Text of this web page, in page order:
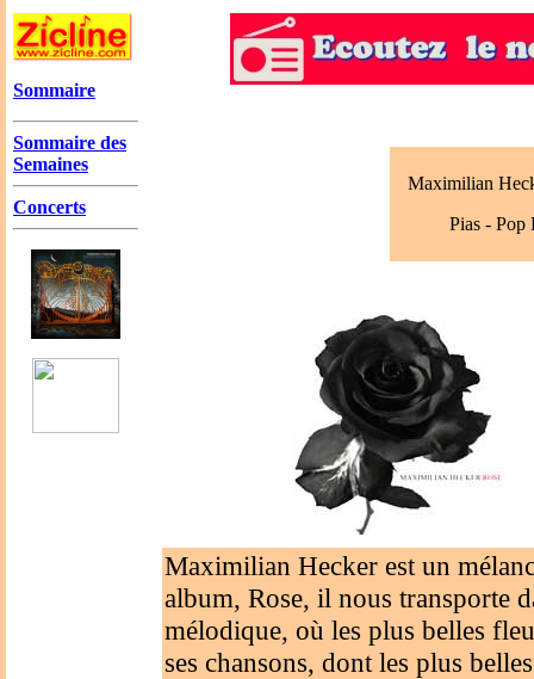
Sommaire
Sommaire des
Semaines
Concerts
Maximilian
Pias - Pop
Maximilian Hecker est un
album, Rose, il nous transporte
mélodique, où les plus belles
ses chansons, dont les plus